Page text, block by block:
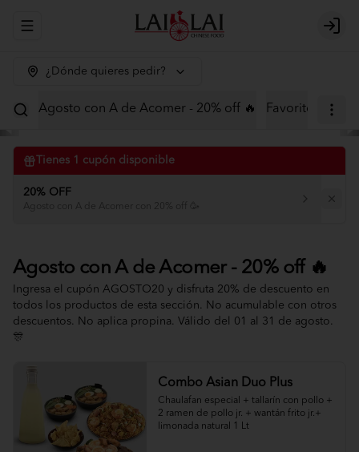
Abrir menu de navegación
¿Dónde quieres pedir?
Agosto con A de Acomer - 20% off 🔥 Favoritos
Tienes 1 cupón disponible
20% OFF
Agosto con A de Acomer con 20% off 🥳
Agosto con A de Acomer - 20% off 🔥
Ingresa el cupón AGOSTO20 y disfruta 20% de descuento en
todos los productos de esta sección. No acumulable con otros
descuentos. No aplica propina. Válido del 01 al 31 de agosto.
🎊
Combo Asian Duo Plus
Chaulafan especial + tallarín con pollo +
2 ramen de pollo jr. + wantán frito jr.+
limonada natural 1 Lt